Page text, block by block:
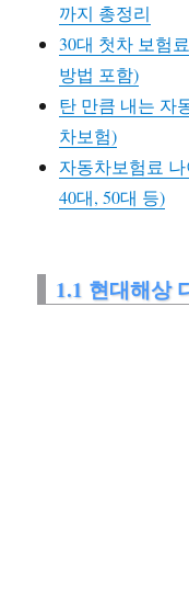
까지 총정리
30대 첫차 보험
방법 포함)
탄 만큼 내는 자
차보험)
자동차보험료
40대, 50대 등)
1.1 현대해상